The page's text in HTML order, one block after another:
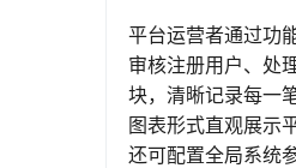
平台运营者通过功
审核注册用户、处
块，清晰记录每一
图表形式直观展示
还可配置全局系统